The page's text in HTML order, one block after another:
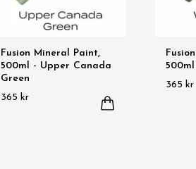
Fusion Mineral Paint,
500ml - Upper Canada
Green
365 kr
365 kr